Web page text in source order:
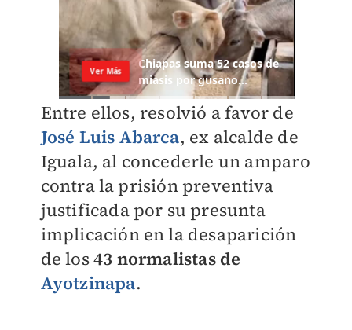
Entre ellos, resolvió a favor de
José Luis Abarca, ex alcalde de
Iguala, al concederle un amparo
contra la prisión preventiva
justificada por su presunta
implicación en la desaparición
de los43 normalistas de
Ayotzinapa.